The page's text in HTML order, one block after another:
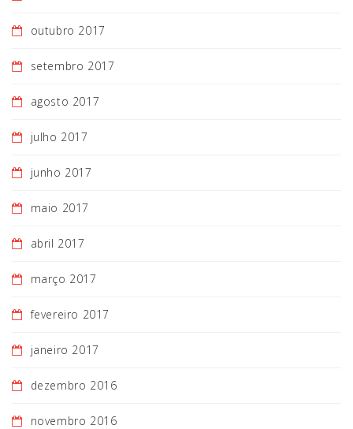
outubro 2017
setembro 2017
agosto 2017
julho 2017
junho 2017
maio 2017
abril 2017
março 2017
fevereiro 2017
janeiro 2017
dezembro 2016
novembro 2016